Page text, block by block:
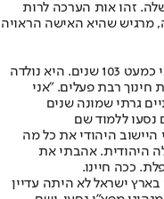
זהו אות הערכה לרות
מרגיש שהיא האישה הראויה
סיפורה של רות דיין, לשעבר שוורץ, החל לפני כמעט 103 שנים. היא נולדה
חינוך רבת פעלים. "אני
גרתי שמונה שנים
נסעו ללמוד שם
היישוב היהודי את כל מה
היהודית. אהבתי את
ככה חיינו.
בארץ ישראל לא היתה עדיין